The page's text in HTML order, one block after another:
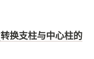
换支柱与中心柱的